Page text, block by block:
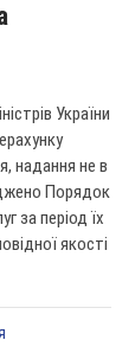
України
надання не в
Порядок
за період їх
якості